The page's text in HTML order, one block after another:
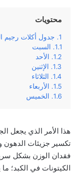
محتويات
جدول أكلات رجيم
السبت
الأحد
الإثنين
الثلاثاء
الأربعاء
الخميس
هذا الأمر الذي يجعل
تكسير جزيئات الدهون
فقدان الوزن بشكل
الكيتونات في الكبد؛